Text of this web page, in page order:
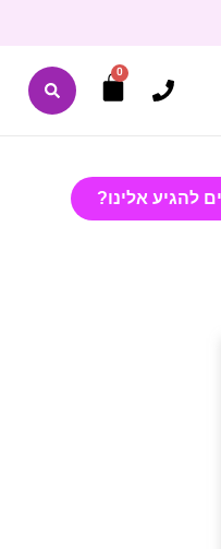
0
להגיע אלינו?